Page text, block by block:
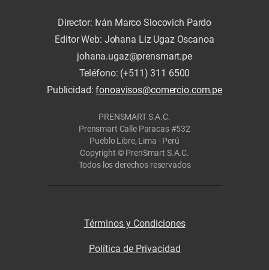
Director: Iván Marco Slocovich Pardo
Editor Web: Johana Liz Ugaz Oscanoa
johana.ugaz@prensmart.pe
Teléfono: (+511) 311 6500
Publicidad:fonoavisos@comercio.com.pe
PRENSMART S.A.C.
Prensmart Calle Paracas #532
Pueblo Libre, Lima - Perú
Copyright © PrenSmart S.A.C.
Todos los derechos reservados
Términos y Condiciones
Política de Privacidad